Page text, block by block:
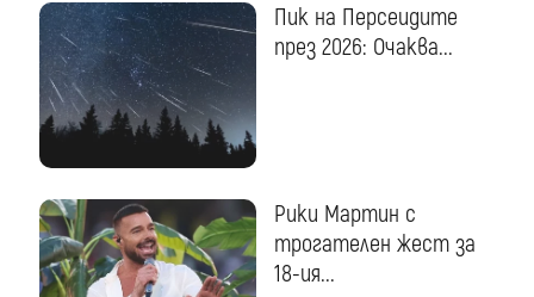
Пик на Персеидите
през 2026: Очаква...
Рики Мартин с
трогателен жест за
18-ия...